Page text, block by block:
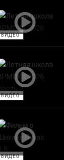
ВИДЕО
ВИДЕО
ВИДЕО